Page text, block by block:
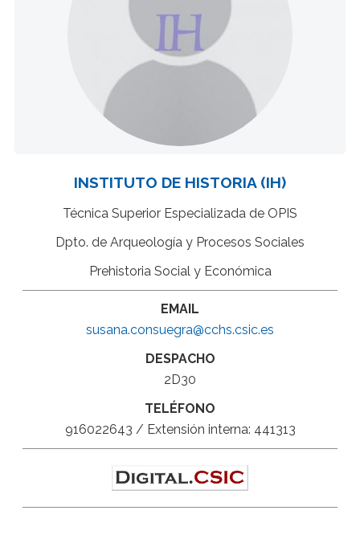
INSTITUTO DE HISTORIA (IH)
Técnica Superior Especializada de OPIS
Dpto. de Arqueología y Procesos Sociales
Prehistoria Social y Económica
EMAIL
susana.consuegra@cchs.csic.es
DESPACHO
2D30
TELÉFONO
916022643 / Extensión interna: 441313